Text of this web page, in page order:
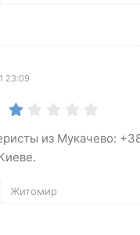
23:09
из Мукачево:
Житомир